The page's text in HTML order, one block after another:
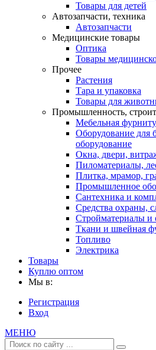
Товары для детей
Автозапчасти, техника
Автозапчасти
Медицинские товары
Оптика
Товары
Прочее
Растения
Тара и упаковка
Товары для
Промышленность,
Мебельная
Оборудование для
оборудование
Окна, двери,
Пиломатериалы,
Плитка, мрамор,
Промышленное
Сантехника и
Средства охраны,
Стройматериалы и
Ткани и швейная
Топливо
Электрика
Товары
Куплю оптом
Мы в:
Регистрация
Вход
МЕНЮ